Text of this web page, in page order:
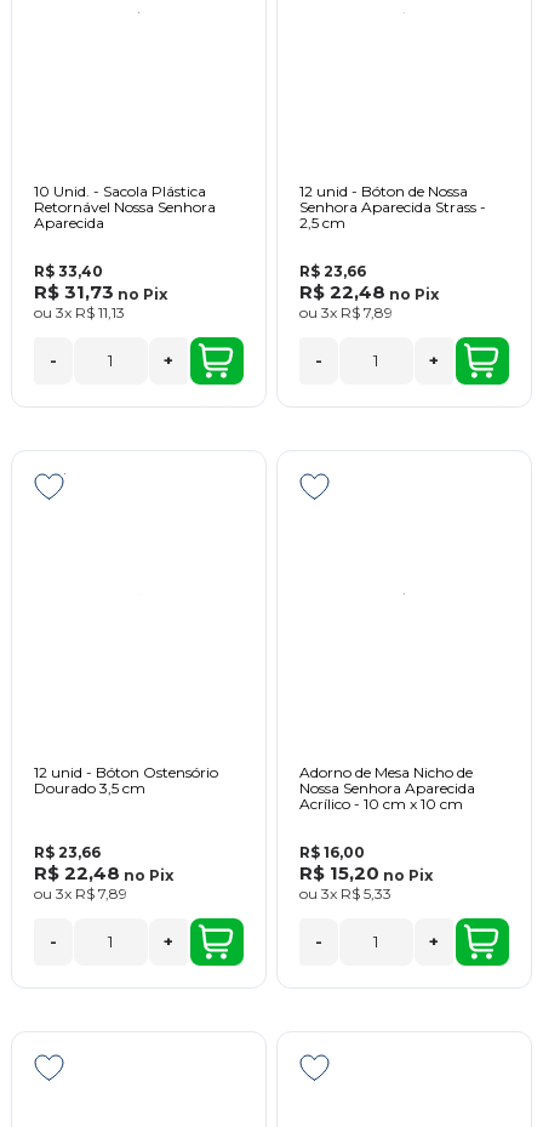
10 Unid. - Sacola Plástica
Retornável Nossa Senhora
Aparecida
R$ 33,40
R$ 31,73 no Pix
ou 3x R$ 11,13
- +
12 unid - Bóton de Nossa
Senhora Aparecida Strass -
2,5 cm
R$ 23,66
R$ 22,48 no Pix
ou 3x R$ 7,89
- +
12 unid - Bóton Ostensório
Dourado 3,5 cm
R$ 23,66
R$ 22,48 no Pix
ou 3x R$ 7,89
- +
Adorno de Mesa Nicho de
Nossa Senhora Aparecida
Acrílico - 10 cm x 10 cm
R$ 16,00
R$ 15,20 no Pix
ou 3x R$ 5,33
- +